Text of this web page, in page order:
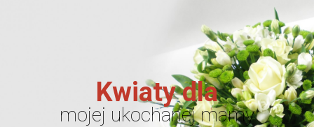
Kwiaty dla
mojej ukochanej mamy